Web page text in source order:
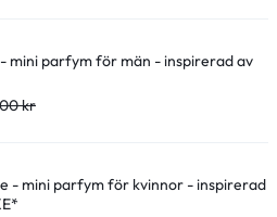
- mini parfym för män - inspirerad av
kr
- mini parfym för kvinnor - inspirerad